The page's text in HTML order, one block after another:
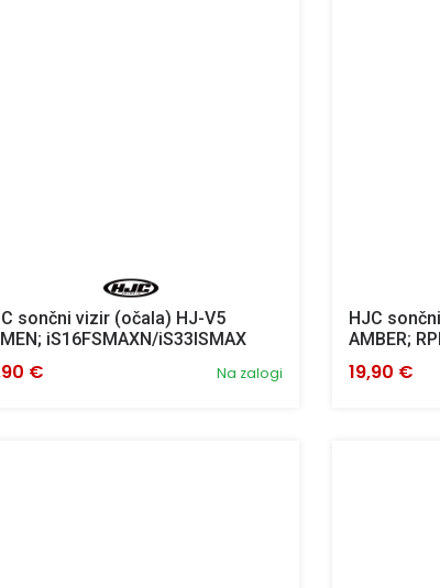
sončni vizir (očala) HJ-V5
iS16FSMAXN/iS33ISMAX
Na zalogi
€
HJC
AMBER;
19,90 €